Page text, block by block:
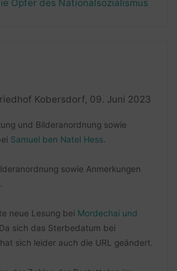
Opfer des Nationalsozialismus
und Bilderanordnung sowie
Samuel ben Natel Hess
sowie Anmerkungen
neue Lesung bei Mordechai und
Da sich das Sterbedatum bei
sich leider auch die URL geändert.